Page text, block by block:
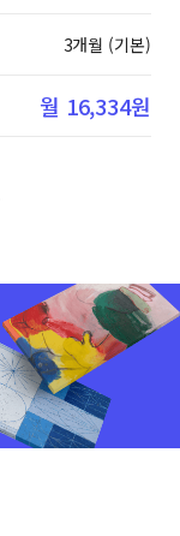
3개월 (기본)
월 16,334원